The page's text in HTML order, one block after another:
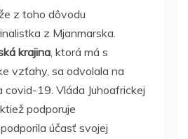
z toho dôvodu
z Mjanmarska.
krajina, ktorá má s
vzťahy, sa odvolala na
covid-19. Vláda Juhoafrickej
podporuje
účasť svojej